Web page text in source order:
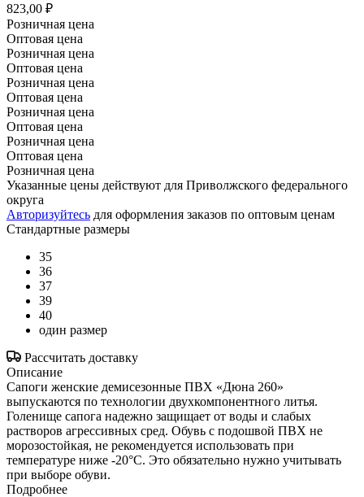
823,00 ₽
Розничная цена
Оптовая цена
Розничная цена
Оптовая цена
Розничная цена
Оптовая цена
Розничная цена
Оптовая цена
Розничная цена
Оптовая цена
Розничная цена
Указанные цены действуют для Приволжского федерального
округа
Авторизуйтесь для оформления заказов по оптовым ценам
Стандартные размеры
35
36
37
39
40
один размер
Рассчитать доставку
Описание
Сапоги женские демисезонные ПВХ «Дюна 260»
выпускаются по технологии двухкомпонентного литья.
Голенище сапога надежно защищает от воды и слабых
растворов агрессивных сред. Обувь с подошвой ПВХ не
морозостойкая, не рекомендуется использовать при
температуре ниже -20°С. Это обязательно нужно учитывать
при выборе обуви.
Подробнее